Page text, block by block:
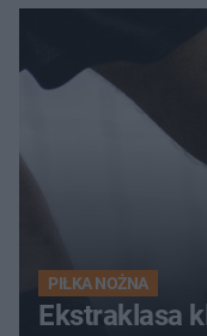
PIŁKA NOŻNA
Ekstraklasa